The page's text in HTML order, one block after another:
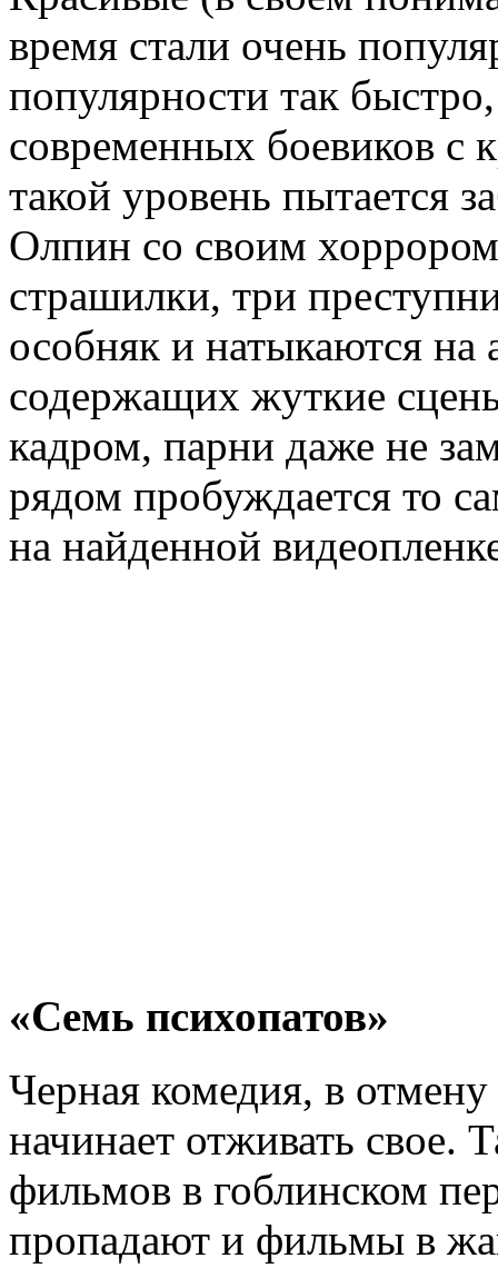
время стали очень
популярности так
современных боевиков с
такой уровень пытается
Олпин со своим
страшилки, три
особняк и натыкаются на
содержащих жуткие
кадром, парни даже не
рядом пробуждается то
на найденной
«Семь психопатов»
Черная комедия, в
начинает отживать свое.
фильмов в гоблинском
пропадают и фильмы в